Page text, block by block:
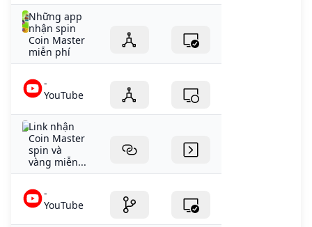
Những app
nhận spin
Coin Master
miễn phí
-
YouTube
Link nhận
Coin Master
spin và
vàng miễn...
-
YouTube